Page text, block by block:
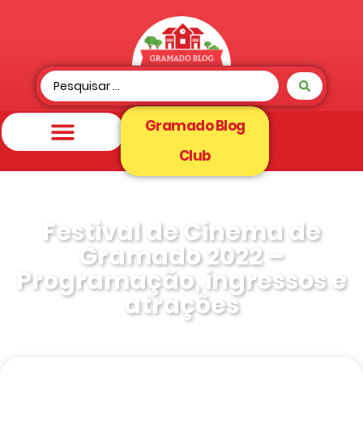
Gramado Blog
Club
Festival de Cinema de
Gramado 2022 –
Programação, ingressos e
atrações